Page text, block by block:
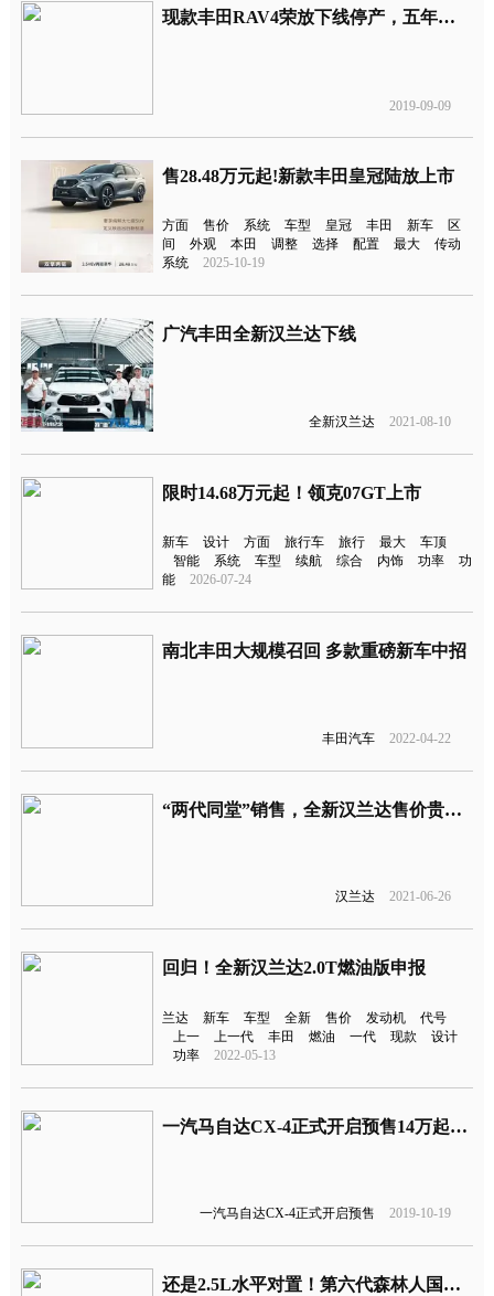
现款丰田RAV4荣放下线停产，五年生产789571辆
2019-09-09
售28.48万元起!新款丰田皇冠陆放上市
方面 售价 系统 车型 皇冠 丰田 新车
区
间
外观 本田 调整 选择 配置 最大
传动
系统
2025-10-19
广汽丰田全新汉兰达下线
全新汉兰达 2021-08-10
限时14.68万元起！领克07GT上市
新车 设计 方面 旅行车 旅行 最大
车顶
智能
系统 车型 续航 综合 内饰 功率
功
能
2026-07-24
南北丰田大规模召回 多款重磅新车中招
丰田汽车 2022-04-22
“两代同堂”销售，全新汉兰达售价贵了3万元
汉兰达 2021-06-26
回归！全新汉兰达2.0T燃油版申报
兰达 新车 车型 全新 售价 发动机
代号
上一
上一代 丰田 燃油 一代 现款
设计
功率
2022-05-13
一汽马自达CX-4正式开启预售14万起，网友：CR-V不香么？
一汽马自达CX-4正式开启预售 2019-10-19
还是2.5L水平对置！第六代森林人国内首发